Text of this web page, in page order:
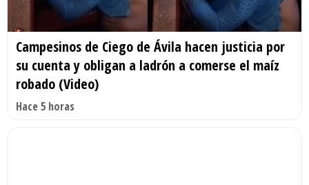
Campesinos de Ciego de Ávila hacen justicia por
su cuenta y obligan a ladrón a comerse el maíz
robado (Video)
Hace 5 horas